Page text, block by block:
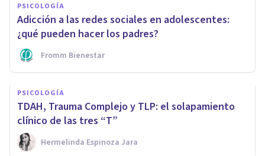
PSICOLOGÍA
Adicción a las redes sociales en adolescentes:
¿qué pueden hacer los padres?
Fromm Bienestar
PSICOLOGÍA
TDAH, Trauma Complejo y TLP: el solapamiento
clínico de las tres “T”
Hermelinda Espinoza Jara